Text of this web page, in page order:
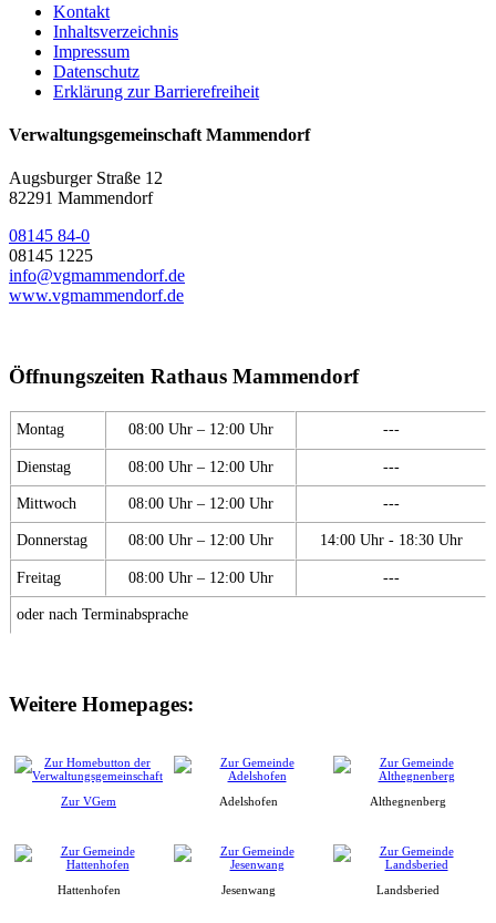
Kontakt
Inhaltsverzeichnis
Impressum
Datenschutz
Erklärung zur Barrierefreiheit
Verwaltungsgemeinschaft Mammendorf
Augsburger Straße 12
82291 Mammendorf
08145 84-0
08145 1225
info@vgmammendorf.de
www.vgmammendorf.de
Öffnungszeiten Rathaus Mammendorf
Montag 08:00 Uhr – 12:00 Uhr ---
Dienstag 08:00 Uhr – 12:00 Uhr ---
Mittwoch 08:00 Uhr – 12:00 Uhr ---
Donnerstag 08:00 Uhr – 12:00 Uhr 14:00 Uhr - 18:30 Uhr
Freitag 08:00 Uhr – 12:00 Uhr ---
oder nach Terminabsprache
Weitere Homepages:
Zur VGem Adelshofen Althegnenberg
Hattenhofen Jesenwang Landsberied